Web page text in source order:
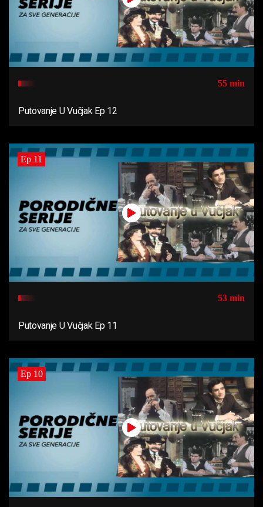
55 min
Putovanje U Vučjak Ep 12
Ep 11
53 min
Putovanje U Vučjak Ep 11
Ep 10